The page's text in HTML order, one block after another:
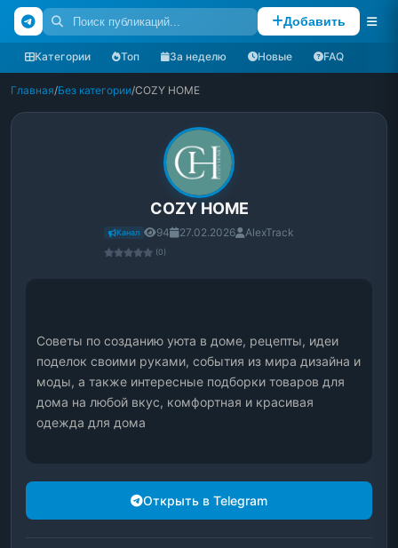
Добавить
Категории Топ За неделю Новые FAQ
Главная/Без категории/COZY HOME
COZY HOME
Канал 94 27.02.2026 AlexTrack
(0)
Советы по созданию уюта в доме, рецепты, идеи
поделок своими руками, события из мира дизайна и
моды, а также интересные подборки товаров для
дома на любой вкус, комфортная и красивая
одежда для дома
Открыть в Telegram